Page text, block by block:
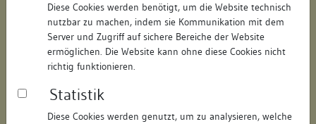
Diese Cookies werden benötigt, um die Website technisch
nutzbar zu machen, indem sie Kommunikation mit dem
Server und Zugriff auf sichere Bereiche der Website
ermöglichen. Die Website kann ohne diese Cookies nicht
richtig funktionieren.
Statistik
Diese Cookies werden genutzt, um zu analysieren, welche
341315049180/Datum:07.07.2008
Datenbestand:
Bauforschung
Als PDF herunterladen:
Objektdaten